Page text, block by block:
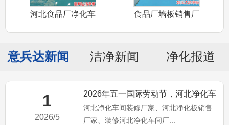
河北食品厂净化车
食品厂墙板销售厂
意兵达新闻 洁净新闻 净化报道
1
2026/5
2026年五一国际劳动节，河北净化车
间装修厂家意兵达洁净预
河北净化车间装修厂家、河北净化板销售
厂家、装修河北净化车间厂...